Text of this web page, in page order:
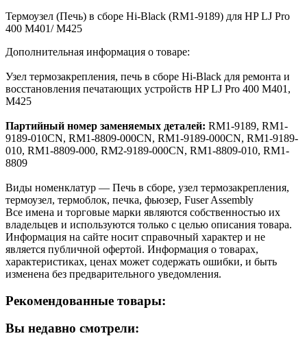
Термоузел (Печь) в сборе Hi-Black (RM1-9189) для HP LJ Pro
400 M401/ M425
Дополнительная информация о товаре:
Узел термозакрепления, печь в сборе Hi-Black для ремонта и
восстановления печатающих устройств HP LJ Pro 400 M401,
M425
Партийный номер заменяемых деталей: RM1-9189, RM1-
9189-010CN, RM1-8809-000CN, RM1-9189-000CN, RM1-9189-
010, RM1-8809-000, RM2-9189-000CN, RM1-8809-010, RM1-
8809
Виды номенклатур — Печь в сборе, узел термозакрепления,
термоузел, термоблок, печка, фьюзер, Fuser Assembly
Все имена и торговые марки являются собственностью их
владельцев и используются только с целью описания товара.
Информация на сайте носит справочный характер и не
является публичной офертой. Информация о товарах,
характеристиках, ценах может содержать ошибки, и быть
изменена без предварительного уведомления.
Рекомендованные товары:
Вы недавно смотрели: